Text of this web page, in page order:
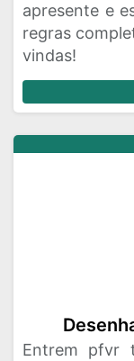
apresente e
regras
vindas!
Entrem pfvr